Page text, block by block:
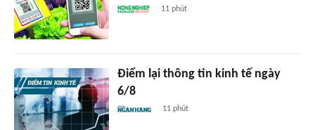
11 phút
Điểm lại thông tin kinh tế ngày
6/8
11 phút